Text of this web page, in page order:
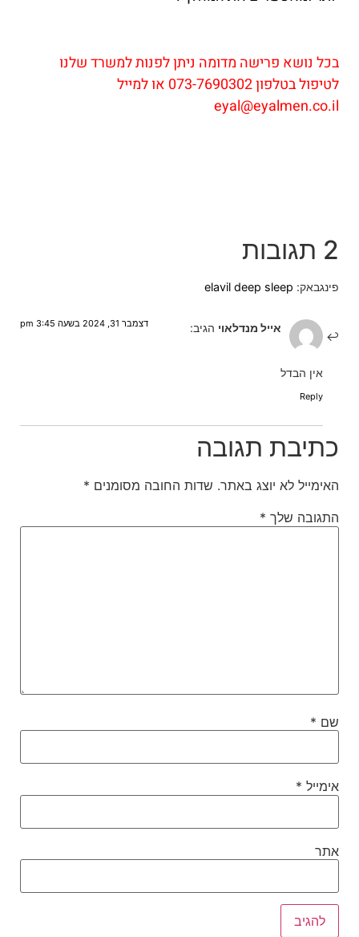
בכל נושא פרישה מדומה ניתן לפנות למשרד שלנו
לטיפול בטלפון 073-7690302 או למייל
eyal@eyalmen.co.il
2 תגובות
פינגבאק: elavil deep sleep
אייל מנדלאוי הגיב: דצמבר 31, 2024 בשעה 3:45 pm
אין הבדל
Reply
כתיבת תגובה
האימייל לא יוצג באתר. שדות החובה מסומנים *
התגובה שלך *
שם *
אימייל *
אתר